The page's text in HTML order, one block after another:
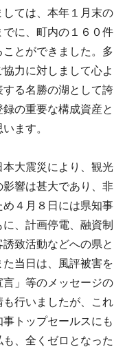
ては、本年１月末の
に、町内の１６０件
とができました。多
力に対しまして心よ
る名勝の湖として誇
の重要な構成資産と
ます。
大震災により、観光
響は甚大であり、非
４月８日には県知事
、計画停電、融資制
致活動などへの県と
当日は、風評被害を
」等のメッセージの
行いましたが、これ
トップセールスにも
、全くゼロとなった